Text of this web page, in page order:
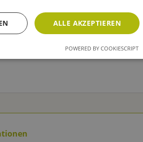
ALLE AKZEPTIEREN
POWERED BY COOKIESCRIPT